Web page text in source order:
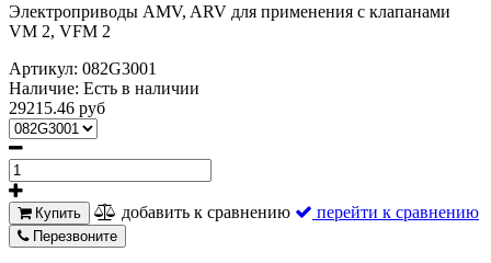
Электроприводы AMV, ARV для применения с клапанами
VM 2, VFM 2
Артикул: 082G3001
Наличие: Есть в наличии
29215.46 руб
Купить добавить к сравнению перейти к сравнению
Перезвоните